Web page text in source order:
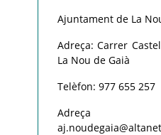
Ajuntament de La
Adreça: Carrer
La Nou de Gaià
Telèfon: 977 655 257
Adreça